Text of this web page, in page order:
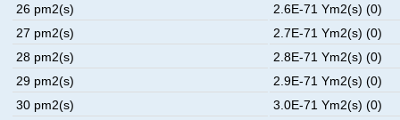
26 pm2(s)
2.6E-71 Ym2(s) (0)
27 pm2(s)
2.7E-71 Ym2(s) (0)
28 pm2(s)
2.8E-71 Ym2(s) (0)
29 pm2(s)
2.9E-71 Ym2(s) (0)
30 pm2(s)
3.0E-71 Ym2(s) (0)